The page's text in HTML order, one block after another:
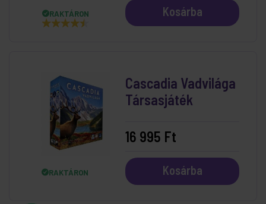
RAKTÁRON Kosárba
RAKTÁRON
Cascadia Vadvilága
Társasjáték
16 995 Ft
Kosárba